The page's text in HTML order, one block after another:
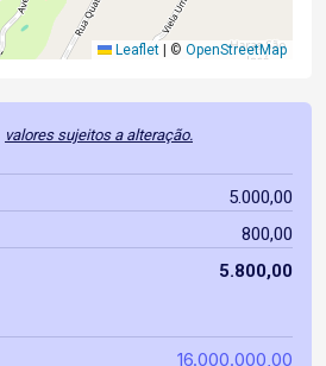
Leaflet © OpenStreetMap
valores sujeitos a alteração.
5.000,00
800,00
5.800,00
16.000.000,00